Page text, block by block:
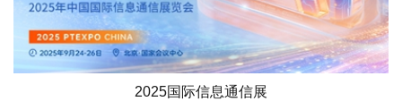
2025国际信息通信展